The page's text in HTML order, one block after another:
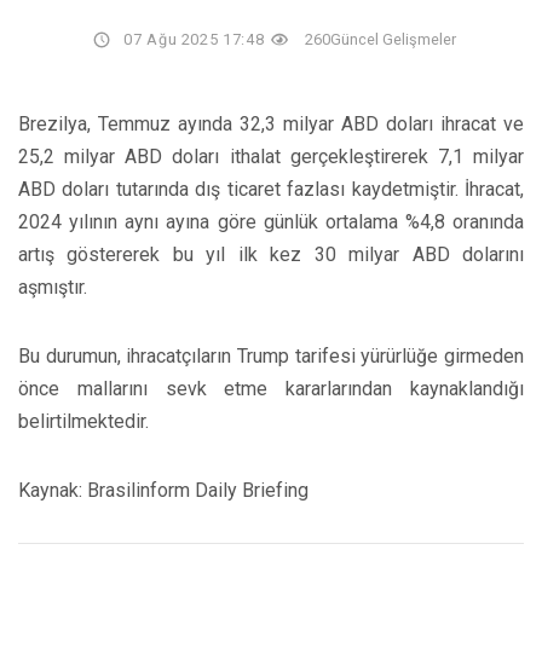
07 Ağu 2025 17:48 260Güncel Gelişmeler
Brezilya, Temmuz ayında 32,3 milyar ABD doları ihracat ve
25,2 milyar ABD doları ithalat gerçekleştirerek 7,1 milyar
ABD doları tutarında dış ticaret fazlası kaydetmiştir. İhracat,
2024 yılının aynı ayına göre günlük ortalama %4,8 oranında
artış göstererek bu yıl ilk kez 30 milyar ABD dolarını
aşmıştır.
Bu durumun, ihracatçıların Trump tarifesi yürürlüğe girmeden
önce mallarını sevk etme kararlarından kaynaklandığı
belirtilmektedir.
Kaynak: Brasilinform Daily Briefing